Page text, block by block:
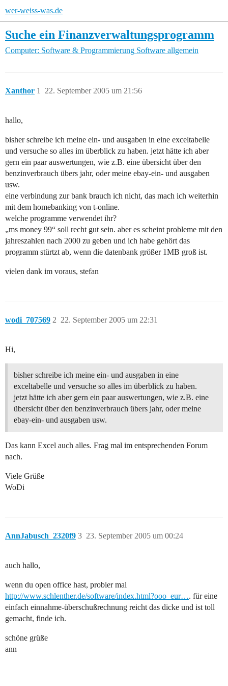
wer-weiss-was.de
Suche ein Finanzverwaltungsprogramm
Computer: Software & Programmierung Software allgemein
Xanthor 22. September 2005 um 21:56
1
hallo,
bisher schreibe ich meine ein- und ausgaben in eine exceltabelle
und versuche so alles im überblick zu haben. jetzt hätte ich aber
gern ein paar auswertungen, wie z.B. eine übersicht über den
benzinverbrauch übers jahr, oder meine ebay-ein- und ausgaben
usw.
eine verbindung zur bank brauch ich nicht, das mach ich weiterhin
mit dem homebanking von t-online.
welche programme verwendet ihr?
„ms money 99“ soll recht gut sein. aber es scheint probleme mit den
jahreszahlen nach 2000 zu geben und ich habe gehört das
programm stürtzt ab, wenn die datenbank größer 1MB groß ist.
vielen dank im voraus, stefan
wodi_707569 22. September 2005 um 22:31
2
Hi,
bisher schreibe ich meine ein- und ausgaben in eine
exceltabelle und versuche so alles im überblick zu haben.
jetzt hätte ich aber gern ein paar auswertungen, wie z.B. eine
übersicht über den benzinverbrauch übers jahr, oder meine
ebay-ein- und ausgaben usw.
Das kann Excel auch alles. Frag mal im entsprechenden Forum
nach.
Viele Grüße
WoDi
AnnJabusch_2320f9 23. September 2005 um 00:24
3
auch hallo,
wenn du open office hast, probier mal
http://www.schlenther.de/software/index.html?ooo_eur…. für eine
einfach einnahme-überschußrechnung reicht das dicke und ist toll
gemacht, finde ich.
schöne grüße
ann